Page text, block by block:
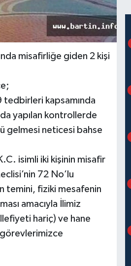
misafirliğe giden 2 kişi
tedbirleri kapsamında
yapılan kontrollerde
gelmesi neticesi bahse
isimli iki kişinin misafir
72 No’lu
temini, fiziki mesafenin
amacıyla İlimiz
hariç) ve hane
görevlerimizce